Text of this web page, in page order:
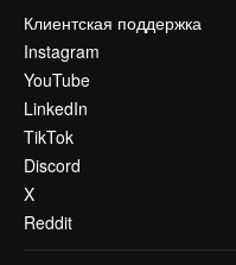
Клиентская поддержка
Instagram
YouTube
LinkedIn
TikTok
Discord
X
Reddit